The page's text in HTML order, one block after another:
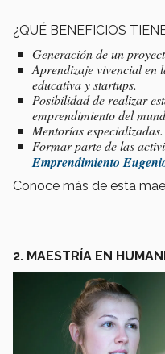
¿QUÉ BENEFICIOS
Generación de un
Aprendizaje vivencial en
educativa y startups.
Posibilidad de realizar
emprendimiento del
Mentorías especializadas.
Formar parte de las
Emprendimiento
Conoce más de esta
2. MAESTRÍA EN